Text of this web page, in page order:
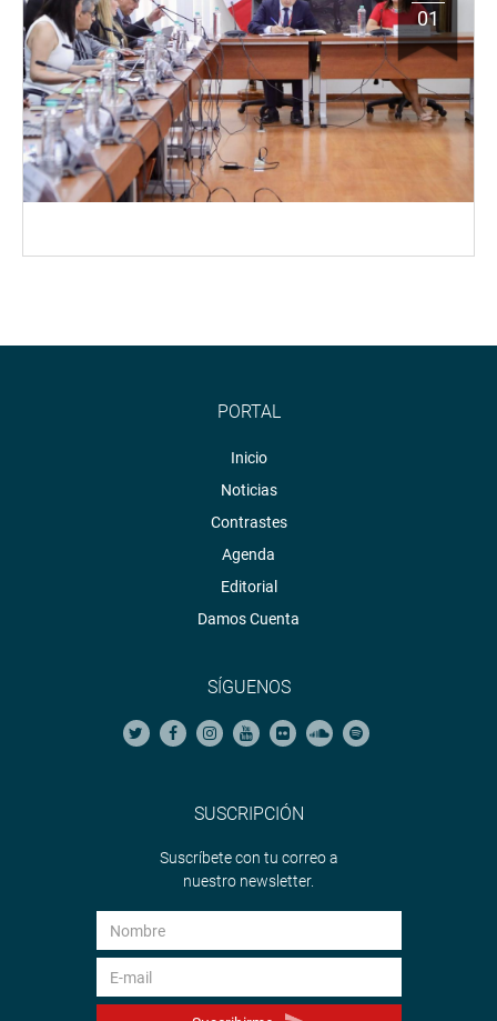
01
PORTAL
Inicio
Noticias
Contrastes
Agenda
Editorial
Damos Cuenta
SÍGUENOS
SUSCRIPCIÓN
Suscríbete con tu correo a
nuestro newsletter.